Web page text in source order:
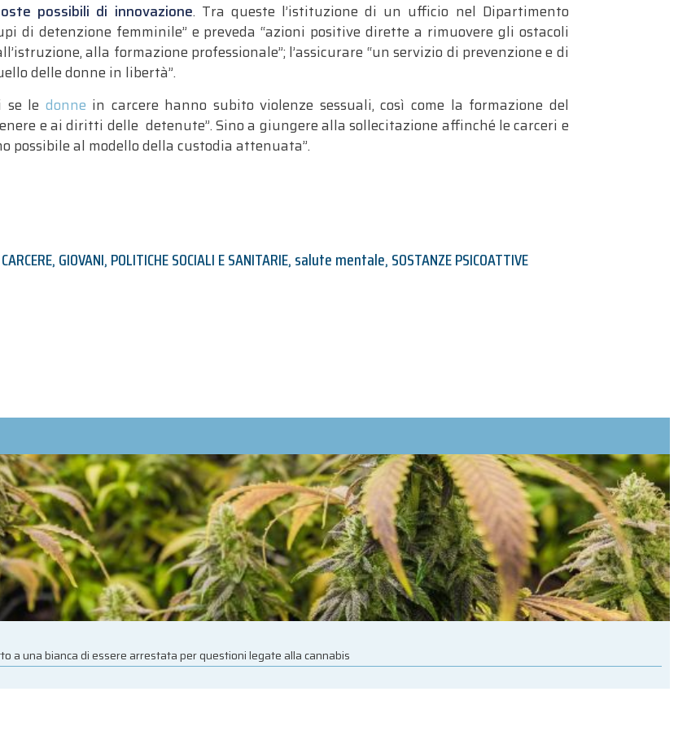
possibili di innovazione. Tra queste l’istituzione di un ufficio nel Dipartimento
di detenzione femminile” e preveda “azioni positive dirette a rimuovere gli ostacoli
alla formazione professionale”; l’assicurare “un servizio di prevenzione e di
delle donne in libertà”.
se le donne in carcere hanno subito violenze sessuali, così come la formazione del
e ai diritti delle detenute”. Sino a giungere alla sollecitazione affinché le carceri e
possibile al modello della custodia attenuata”.
CARCERE,GIOVANI,POLITICHE SOCIALI E SANITARIE,salute mentale,SOSTANZE PSICOATTIVE
a una bianca di essere arrestata per questioni legate alla cannabis